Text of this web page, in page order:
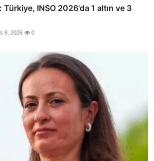
INSO 2026'da 1 altın ve 3
9, 2026 0